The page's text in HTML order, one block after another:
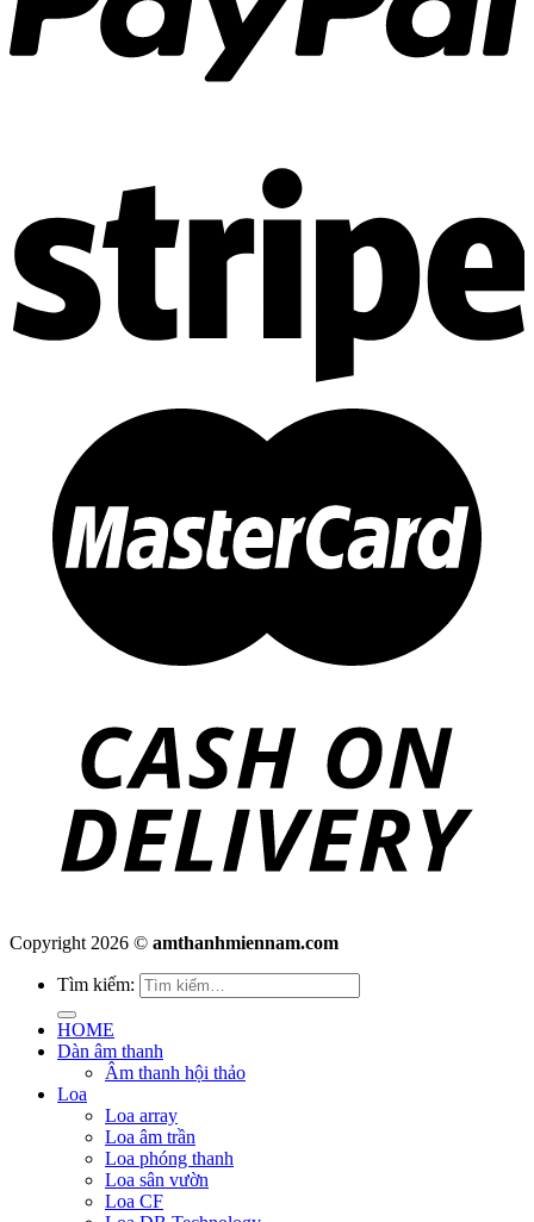
Copyright 2026 © amthanhmiennam.com
Tìm kiếm:
HOME
Dàn âm thanh
Âm thanh hội thảo
Loa
Loa array
Loa âm trần
Loa phóng thanh
Loa sân vườn
Loa CF